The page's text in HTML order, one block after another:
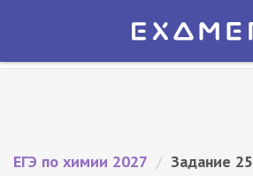
Экзамер — ЕГЭ 2027
ЕГЭ по химии 2027 / Задание 25